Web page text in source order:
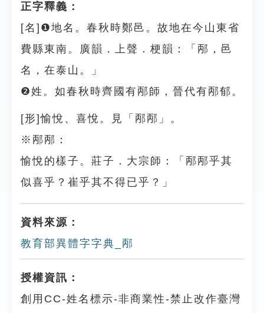
正字釋義：
[名]❶地名。春秋時鄭邑。故地在今山東省
費縣東南。廣韻．上聲．梗韻：「邴，邑
名，在泰山。」
❷姓。如春秋時齊國有邴師，晉代有邴郁。
[形]愉悅、喜悅。見「邴邴」。
※邴邴：
愉悅的樣子。莊子．大宗師：「邴邴乎其
似喜乎？崔乎其不得已乎？」
資料來源：
教育部異體字字典_邴
授權資訊：
創用CC-姓名標示-非商業性-禁止改作臺灣